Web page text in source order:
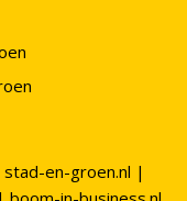
stad-en-groen.nl |